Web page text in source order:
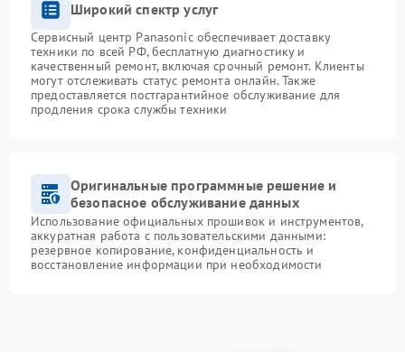
Широкий спектр услуг
Сервисный центр Panasonic обеспечивает доставку
техники по всей РФ, бесплатную диагностику и
качественный ремонт, включая срочный ремонт. Клиенты
могут отслеживать статус ремонта онлайн. Также
предоставляется постгарантийное обслуживание для
продления срока службы техники
Оригинальные программные решение и
безопасное обслуживание данных
Использование официальных прошивок и инструментов,
аккуратная работа с пользовательскими данными:
резервное копирование, конфиденциальность и
восстановление информации при необходимости